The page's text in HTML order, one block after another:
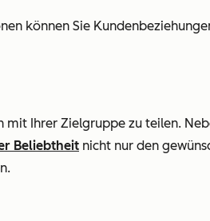
können Sie
Ihrer Zielgruppe zu teilen.
Beliebtheit nicht nur den